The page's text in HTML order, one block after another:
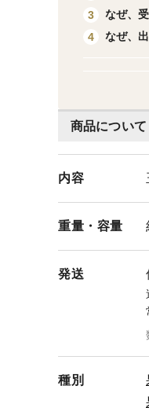
商品について
内容
重量・ 容量
発送
種別
3
なぜ、
4
なぜ、